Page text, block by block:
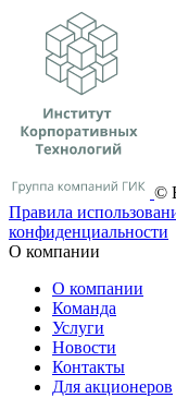
©
Правила
конфиденциальности
О компании
О компании
Команда
Услуги
Новости
Контакты
Для акционеров